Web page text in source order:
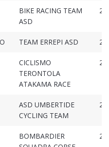
BIKE RACING TEAM
ASD
TEAM ERREPI ASD
CICLISMO
TERONTOLA
ATAKAMA RACE
ASD UMBERTIDE
CYCLING TEAM
BOMBARDIER